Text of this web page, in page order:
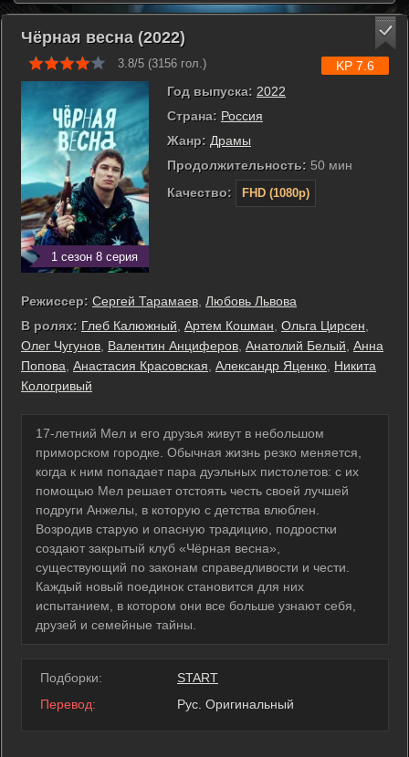
Чёрная весна (2022)
3.8/5 (3156 гол.)
1 сезон 8 серия
Год выпуска: 2022
Страна: Россия
Жанр: Драмы
Продолжительность: 50 мин
Качество:
FHD (1080p)
KP 7.6
Режиссер: Сергей Тарамаев Любовь Львова
В ролях: Глеб Калюжный Артем Кошман Ольга Цирсен
Олег Чугунов Валентин Анциферов Анатолий Белый Анна
Попова Анастасия Красовская Александр Яценко Никита
Кологривый
17-летний Мел и его друзья живут в небольшом
приморском городке. Обычная жизнь резко меняется,
когда к ним попадает пара дуэльных пистолетов: с их
помощью Мел решает отстоять честь своей лучшей
подруги Анжелы, в которую с детства влюблен.
Возродив старую и опасную традицию, подростки
создают закрытый клуб «Чёрная весна»,
существующий по законам справедливости и чести.
Каждый новый поединок становится для них
испытанием, в котором они все больше узнают себя,
друзей и семейные тайны.
Подборки:
START
Перевод:
Рус. Оригинальный